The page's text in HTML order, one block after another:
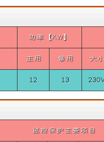
护
方
便，
功率【KW】
主用 备用 大
12 13
监控保护主要项目